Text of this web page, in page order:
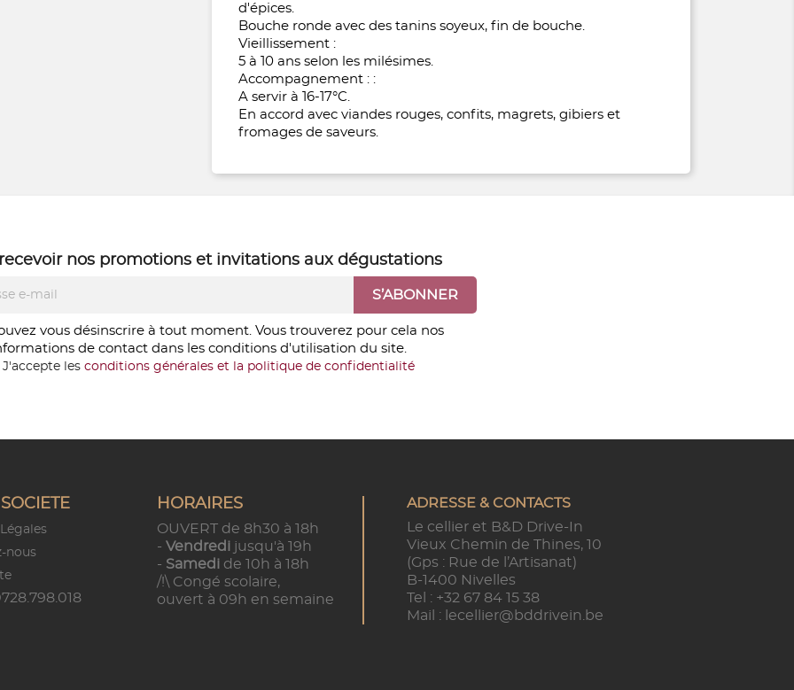
d'épices.
Bouche ronde avec des tanins soyeux, fin de bouche.
Vieillissement :
5 à 10 ans selon les milésimes.
Accompagnement : :
A servir à 16-17°C.
En accord avec viandes rouges, confits, magrets, gibiers et
fromages de saveurs.
nos promotionset invitations aux dégustations
vous désinscrire à tout moment. Vous trouverez pour cela nos
de contact dans les conditions d'utilisation du site.
J'accepte les conditions générales et la politique de confidentialité
nous
HORAIRES
OUVERT de 8h30 à 18h
-Vendredi jusqu'à 19h
- Samedi de 10h à 18h
/!\ Congé scolaire,
ouvert à 09h en semaine
ADRESSE & CONTACTS
Le cellier et B&D Drive-In
Vieux Chemin de Thines, 10
(Gps : Rue de l’Artisanat)
B-1400 Nivelles
Tel : +32 67 84 15 38
Mail : lecellier@bddrivein.be